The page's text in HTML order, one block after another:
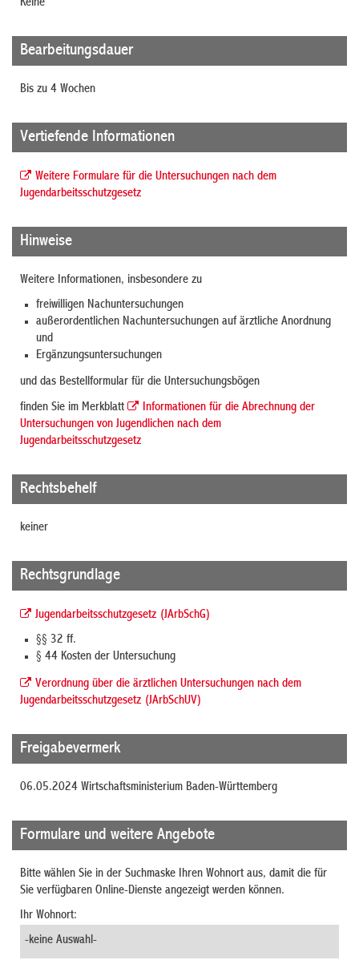
Keine
Bearbeitungsdauer
Bis zu 4 Wochen
Vertiefende Informationen
Weitere Formulare für die Untersuchungen nach dem
Jugendarbeitsschutzgesetz
Hinweise
Weitere Informationen, insbesondere zu
freiwilligen Nachuntersuchungen
außerordentlichen Nachuntersuchungen auf ärztliche Anordnung
und
Ergänzungsuntersuchungen
und das Bestellformular für die Untersuchungsbögen
finden Sie im Merkblatt
Informationen für die Abrechnung der
Untersuchungen von Jugendlichen nach dem
Jugendarbeitsschutzgesetz
Rechtsbehelf
keiner
Rechtsgrundlage
Jugendarbeitsschutzgesetz (JArbSchG)
§§ 32 ff.
§ 44 Kosten der Untersuchung
Verordnung über die ärztlichen Untersuchungen nach dem
Jugendarbeitsschutzgesetz (JArbSchUV)
Freigabevermerk
06.05.2024 Wirtschaftsministerium Baden-Württemberg
Formulare und weitere Angebote
Bitte wählen Sie in der Suchmaske Ihren Wohnort aus, damit die für
Sie verfügbaren Online-Dienste angezeigt werden können.
Ihr Wohnort: